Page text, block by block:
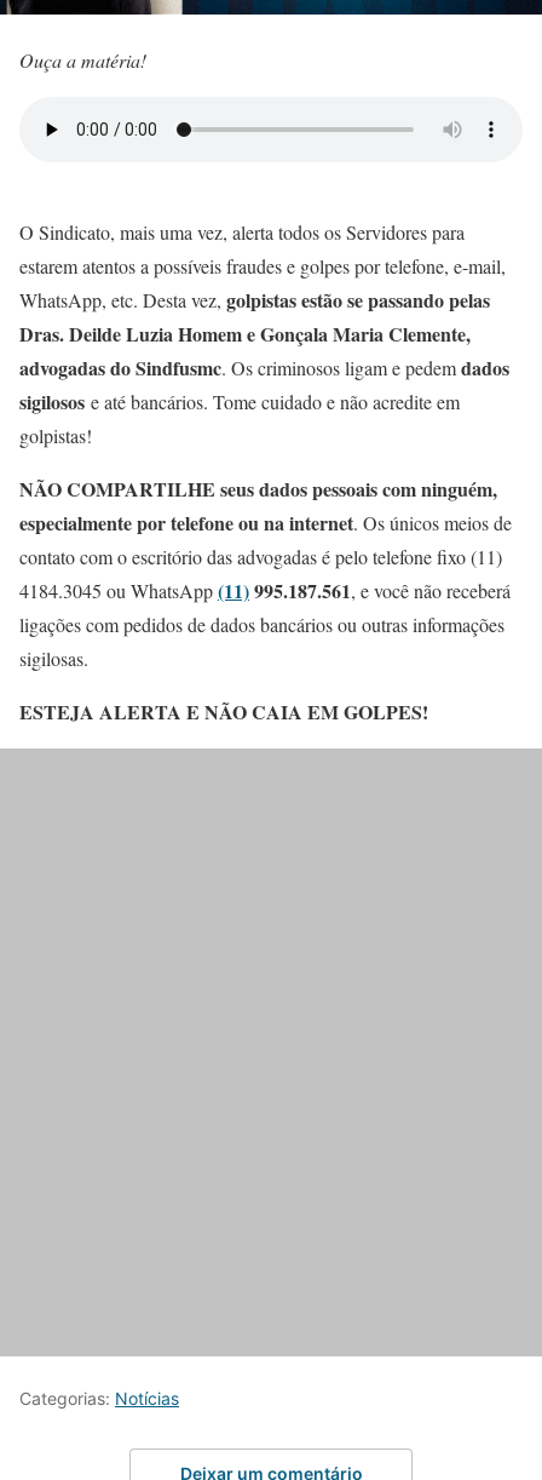
Ouça a matéria!
O Sindicato, mais uma vez, alerta todos os Servidores para
estarem atentos a possíveis fraudes e golpes por telefone, e-mail,
WhatsApp, etc. Desta vez, golpistas estão se passando pelas
Dras. Deilde Luzia Homem e Gonçala Maria Clemente,
advogadas do Sindfusmc. Os criminosos ligam e pedemdados
sigilosos e até bancários. Tome cuidado e não acredite em
golpistas!
NÃO COMPARTILHE seus dados pessoais com ninguém,
especialmente por telefone ou na internet. Os únicos meios de
contato com o escritório das advogadas é pelo telefone fixo (11)
4184.3045 ou WhatsApp(11)995.187.561, e você não receberá
ligações com pedidos de dados bancários ou outras informações
sigilosas.
ESTEJA ALERTA E NÃO CAIA EM GOLPES!
Categorias: Notícias
Deixar um comentário